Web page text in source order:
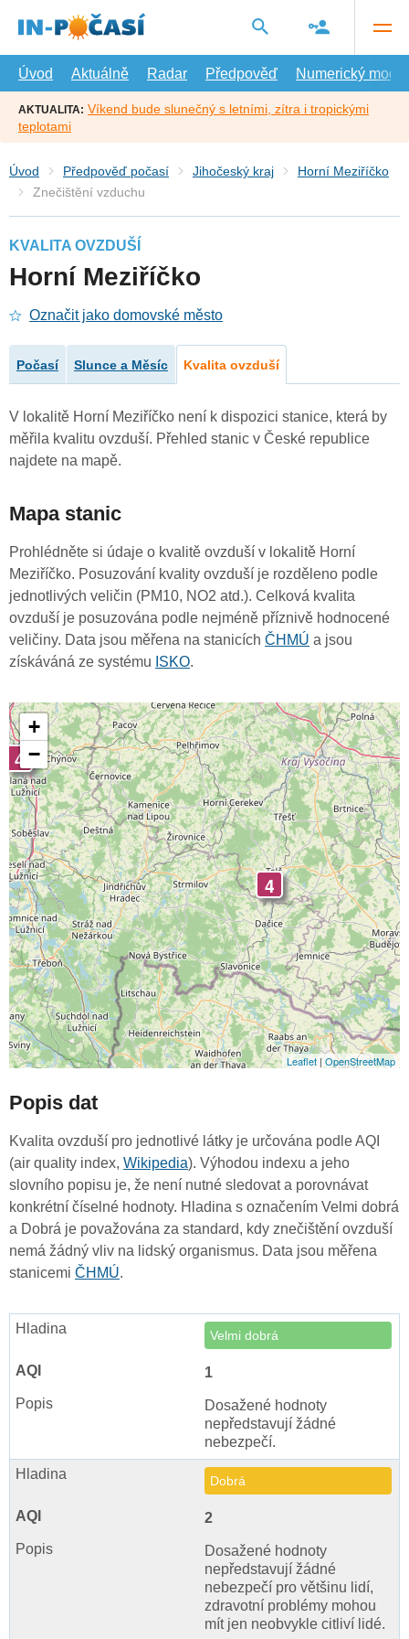
hlavní
Úvod
Aktuálně Radar Předpověď Numerický model
AKTUALITA: Víkend bude slunečný s letními, zítra i tropickými
teplotami
Úvod Předpověď počasí Jihočeský kraj
Horní Meziříčko
Znečištění vzduchu
KVALITA OVZDUŠÍ
Horní Meziříčko
Označit jako domovské město
Počasí Slunce a Měsíc Kvalita ovzduší
V lokalitě Horní Meziříčko není k dispozici stanice, která by
měřila kvalitu ovzduší. Přehled stanic v České republice
najdete na mapě.
Mapa stanic
Prohlédněte si údaje o kvalitě ovzduší v lokalitě Horní
Meziříčko. Posuzování kvality ovzduší je rozděleno podle
jednotlivých veličin (PM10, NO2 atd.). Celková kvalita
ovzduší je posuzována podle nejméně příznivě hodnocené
veličiny. Data jsou měřena na stanicích ČHMÚ a jsou
získáváná ze systému ISKO.
4
4
+
−
Leaflet | OpenStreetMap
Popis dat
Kvalita ovzduší pro jednotlivé látky je určována podle AQI
(air quality index, Wikipedia). Výhodou indexu a jeho
slovního popisu je, že není nutné sledovat a porovnávat
konkrétní číselné hodnoty. Hladina s označením Velmi dobrá
a Dobrá je považována za standard, kdy znečištění ovzduší
nemá žádný vliv na lidský organismus. Data jsou měřena
stanicemi ČHMÚ.
Velmi dobrá
1
Dosažené hodnoty
nepředstavují žádné
nebezpečí.
Dobrá
2
Dosažené hodnoty
nepředstavují žádné
nebezpečí pro většinu lidí,
zdravotní problémy mohou
mít jen neobvykle citliví lidé.